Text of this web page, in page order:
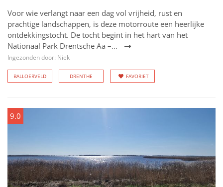
Voor wie verlangt naar een dag vol vrijheid, rust en
prachtige landschappen, is deze motorroute een heerlijke
ontdekkingstocht. De tocht begint in het hart van het
Nationaal Park Drentsche Aa –...
Ingezonden door: Niek
BALLOERVELD DRENTHE FAVORIET
9.0